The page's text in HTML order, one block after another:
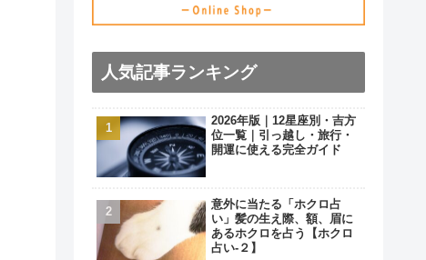
人気記事ランキング
2026年版｜12星座別・吉方
位一覧｜引っ越し・旅行・
開運に使える完全ガイド
意外に当たる「ホクロ占
い」髪の生え際、額、眉に
あるホクロを占う【ホクロ
占い‐２】